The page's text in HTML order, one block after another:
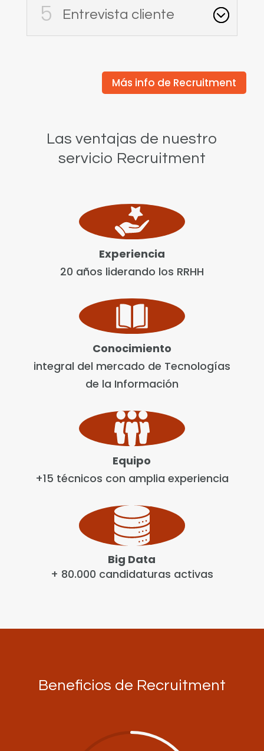
Entrevista cliente
Más info de Recruitment
Las ventajas de nuestro
servicio Recruitment
Experiencia
20 años liderando los RRHH
Conocimiento
integral del mercado de Tecnologías
de la Información
Equipo
+15 técnicos con amplia experiencia
Big Data
+ 80.000 candidaturas activas
Beneficios de Recruitment